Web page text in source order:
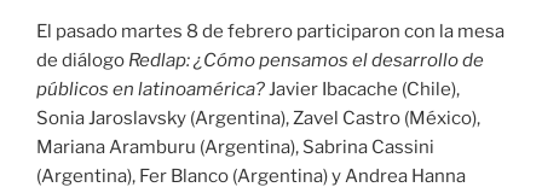
El pasado martes 8 de febrero participaron con la mesa
de diálogo Redlap: ¿Cómo pensamos el desarrollo de
públicos en latinoamérica?Javier Ibacache (Chile),
Sonia Jaroslavsky (Argentina), Zavel Castro (México),
Mariana Aramburu (Argentina), Sabrina Cassini
(Argentina), Fer Blanco (Argentina) y Andrea Hanna